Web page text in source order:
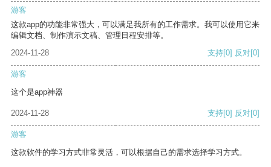
游客
这款app的功能非常强大，可以满足我所有的工作需求。我可以使用它来
编辑文档、制作演示文稿、管理日程安排等。
2024-11-28
支持[0] 反对[0]
游客
这个是app神器
2024-11-28 支持[0] 反对[0]
游客
这款软件的学习方式非常灵活，可以根据自己的需求选择学习方式。